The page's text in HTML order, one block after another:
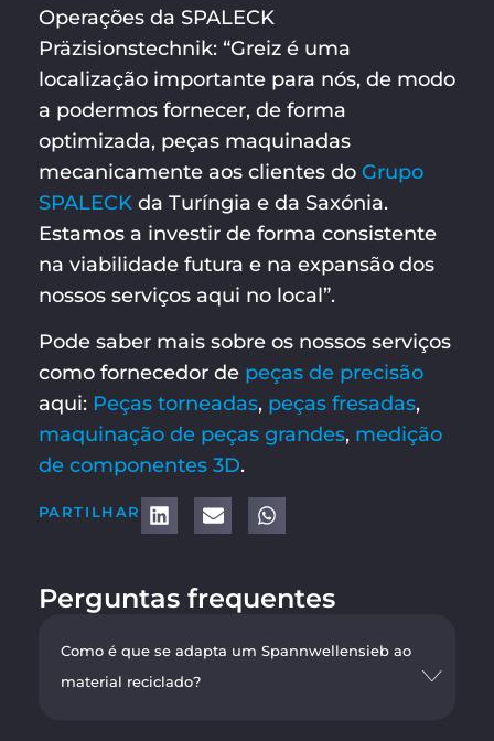
Operações da SPALECK
Präzisionstechnik: “Greiz é uma
localização importante para nós, de modo
a podermos fornecer, de forma
optimizada, peças maquinadas
mecanicamente aos clientes do Grupo
SPALECKda Turíngia e da Saxónia.
Estamos a investir de forma consistente
na viabilidade futura e na expansão dos
nossos serviços aqui no local”.
Pode saber mais sobre os nossos serviços
como fornecedor de peças de precisão
aqui: Peças torneadas, peças fresadas,
maquinação de peças grandes, medição
de componentes 3D.
PARTILHAR
Perguntas frequentes
Como é que se adapta um Spannwellensieb ao
material reciclado?